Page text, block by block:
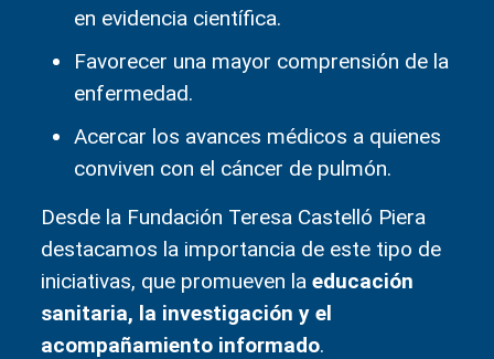
en evidencia científica.
Favorecer una mayor comprensión de la
enfermedad.
Acercar los avances médicos a quienes
conviven con el cáncer de pulmón.
Desde la Fundación Teresa Castelló Piera
destacamos la importancia de este tipo de
iniciativas, que promueven la educación
sanitaria, la investigación y el
acompañamiento informado.